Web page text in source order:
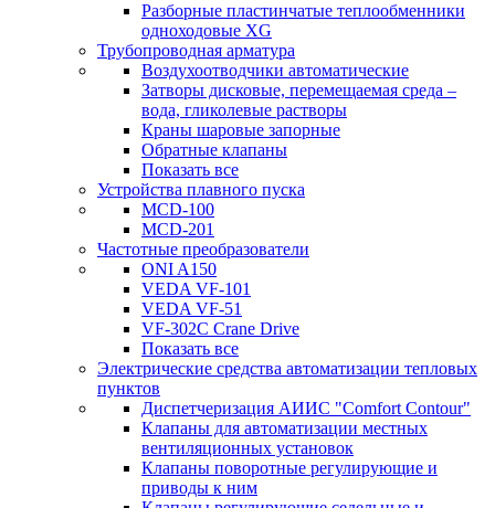
Разборные пластинчатые теплообменники
одноходовые ХG
Трубопроводная арматура
Воздухоотводчики автоматические
Затворы дисковые, перемещаемая среда –
вода, гликолевые растворы
Краны шаровые запорные
Обратные клапаны
Показать все
Устройства плавного пуска
MCD-100
MCD-201
Частотные преобразователи
ONI A150
VEDA VF-101
VEDA VF-51
VF-302C Crane Drive
Показать все
Электрические средства автоматизации тепловых
пунктов
Диспетчеризация АИИС "Comfort Contour"
Клапаны для автоматизации местных
вентиляционных установок
Клапаны поворотные регулирующие и
приводы к ним